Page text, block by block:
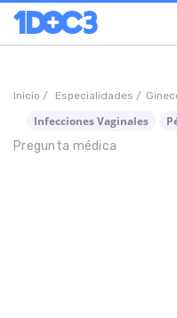
Inicio / Especialidades /
Infecciones Vaginales
Pregunta médica